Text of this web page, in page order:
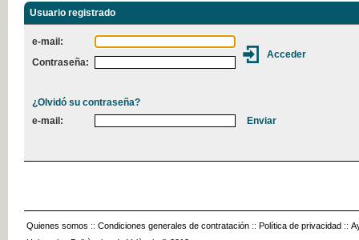
Usuario registrado
e-mail:
Contraseña:
¿Olvidó su contraseña?
e-mail:
Quienes somos :: Condiciones generales de contratación :: Política de privacidad ::